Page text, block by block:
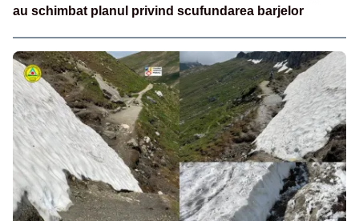
au schimbat planul privind scufundarea barjelor